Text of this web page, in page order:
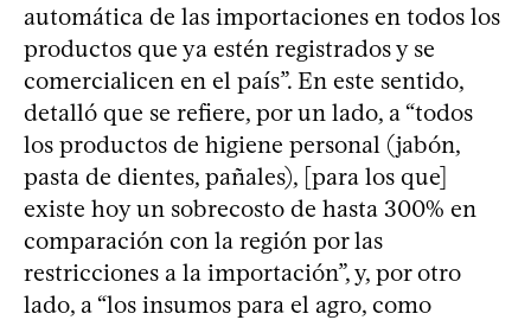
automática de las importaciones en todos los
productos que ya estén registrados y se
comercialicen en el país”. En este sentido,
detalló que se refiere, por un lado, a “todos
los productos de higiene personal (jabón,
pasta de dientes, pañales), [para los que]
existe hoy un sobrecosto de hasta 300% en
comparación con la región por las
restricciones a la importación”, y, por otro
lado, a “los insumos para el agro, como